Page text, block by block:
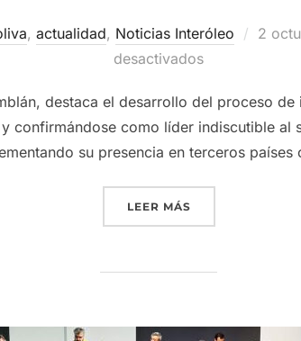
, actualidad, Noticias Interóleo 2
desactivados
destaca el desarrollo del proceso
confirmándose como líder indiscutible
su presencia en terceros
LEER MÁS«EL CARÁCTER